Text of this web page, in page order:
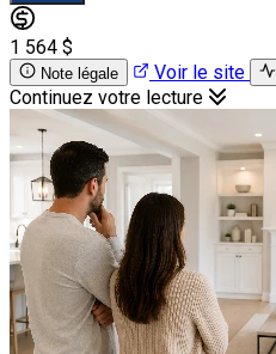
1 564 $
Note légale Voir le site
Continuez votre lecture